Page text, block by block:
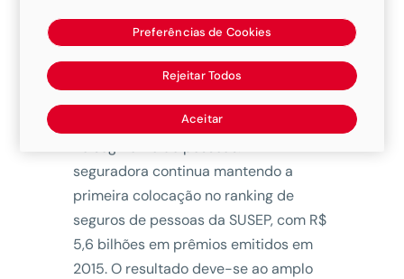
Seguradora detém o maior portfólio de
produtos para o segmento
BRASIL E MAPFRE é a seguradora líder
seguradora continua mantendo a
primeira colocação no ranking de
seguros de pessoas da SUSEP, com R$
5,6 bilhões em prêmios emitidos em
2015. O resultado deve-se ao amplo
Preferências de Cookies
Rejeitar Todos
Aceitar